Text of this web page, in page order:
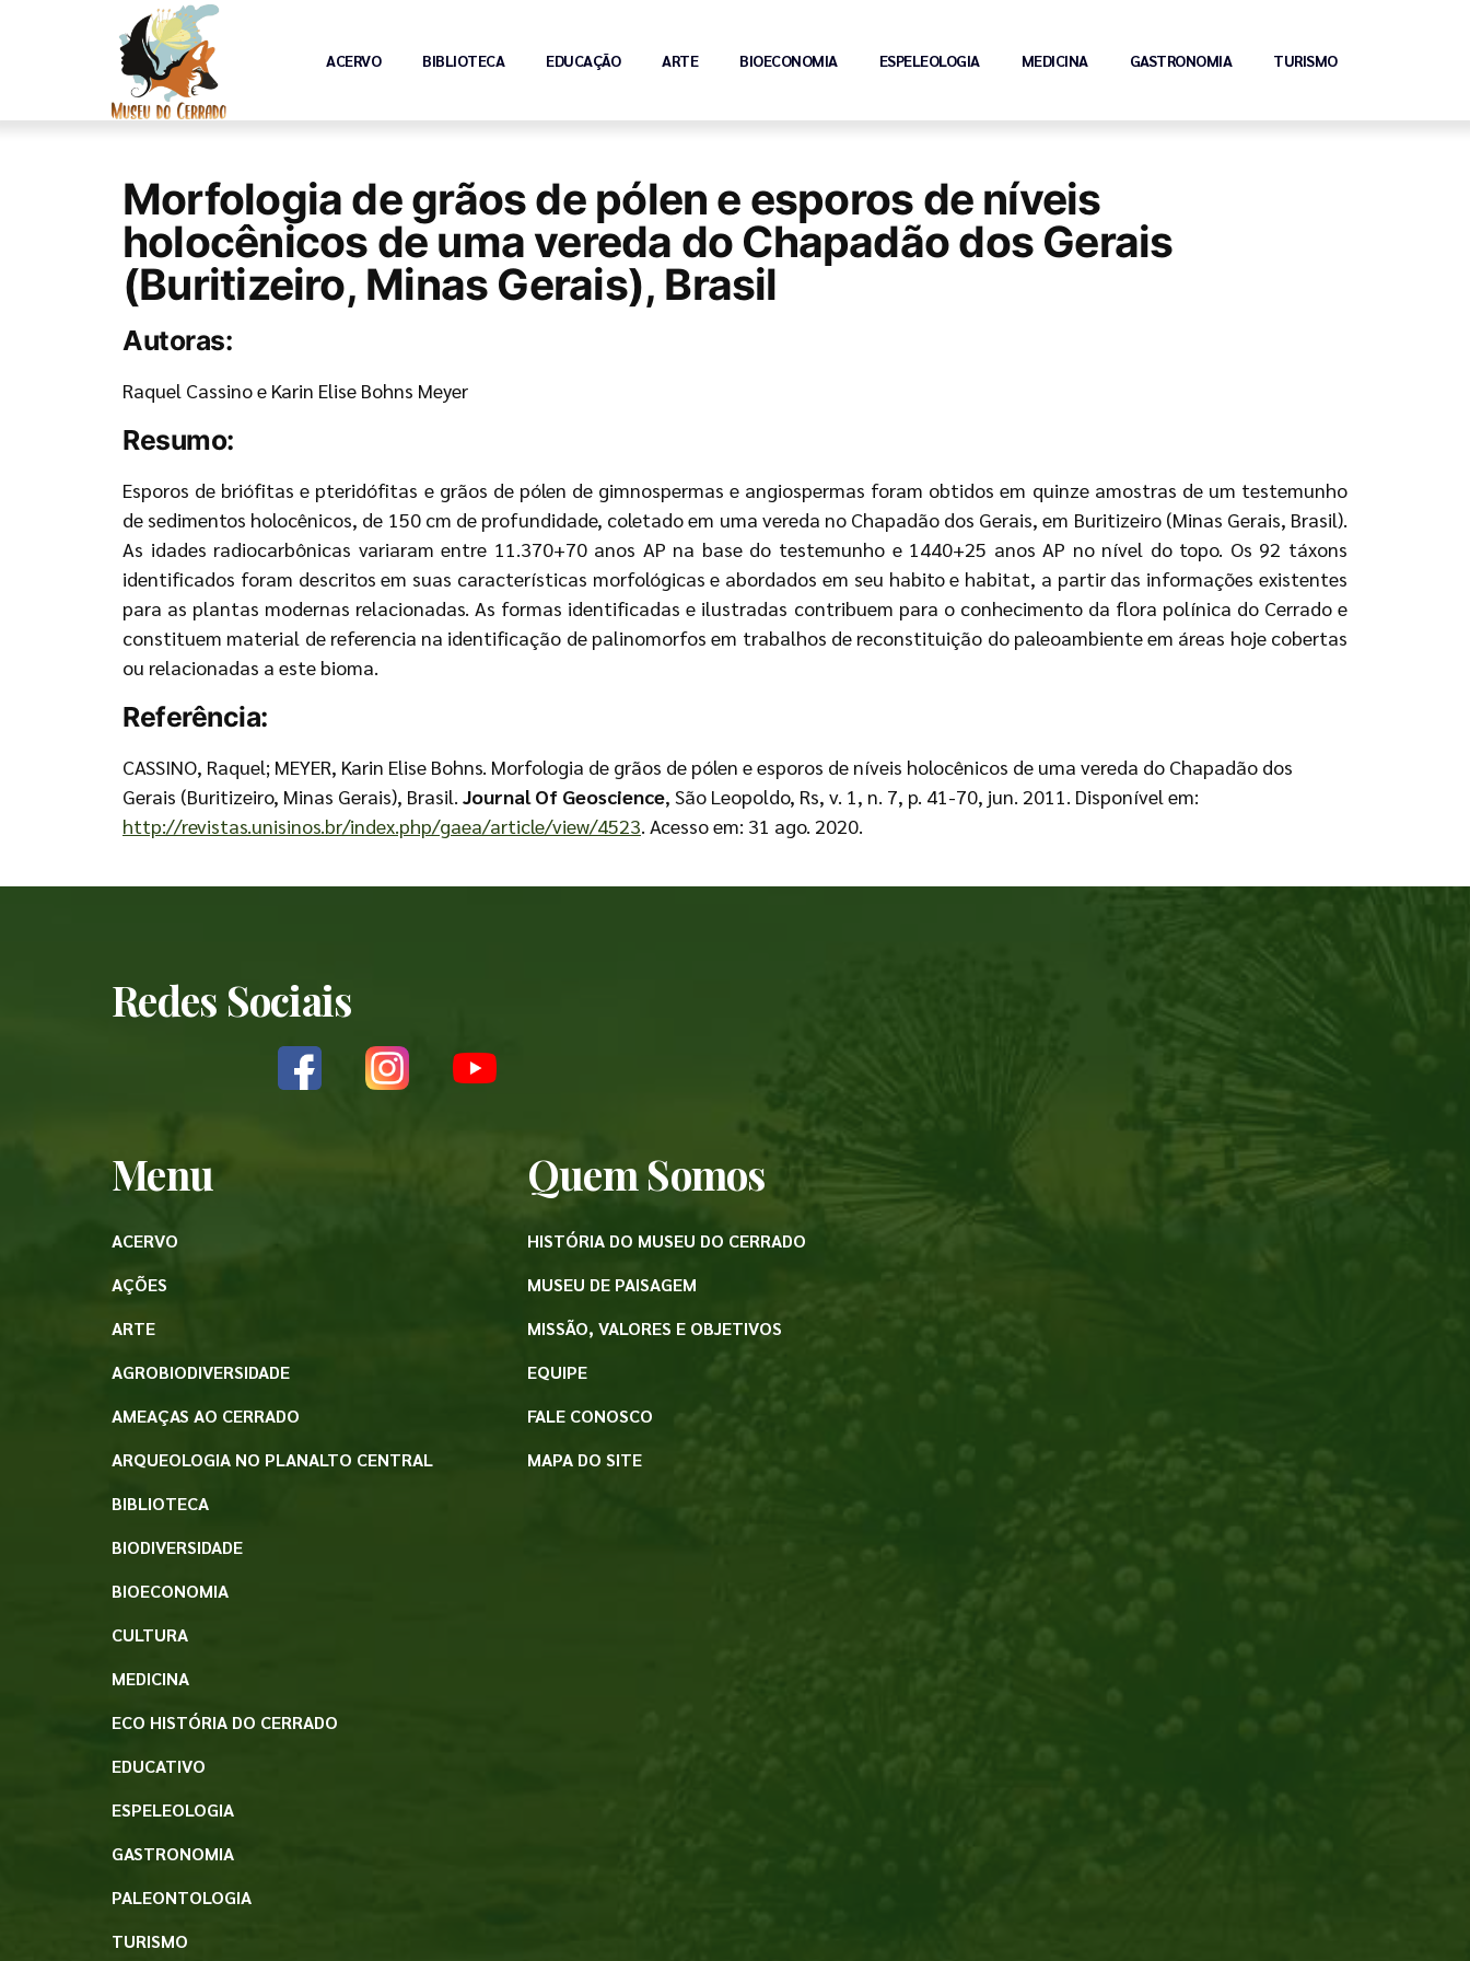
ACERVO BIBLIOTECA EDUCAÇÃO ARTE BIOECONOMIA ESPELEOLOGIA MEDICINA GASTRONOMIA TURISMO
Morfologia de grãos de pólen e esporos de níveis
holocênicos de uma vereda do Chapadão dos Gerais
(Buritizeiro, Minas Gerais), Brasil
Autoras:
Raquel Cassino e Karin Elise Bohns Meyer
Resumo:
Esporos de briófitas e pteridófitas e grãos de pólen de gimnospermas e angiospermas foram obtidos em quinze amostras de um testemunho
de sedimentos holocênicos, de 150 cm de profundidade, coletado em uma vereda no Chapadão dos Gerais, em Buritizeiro (Minas Gerais, Brasil).
As idades radiocarbônicas variaram entre 11.370+70 anos AP na base do testemunho e 1440+25 anos AP no nível do topo. Os 92 táxons
identificados foram descritos em suas características morfológicas e abordados em seu habito e habitat, a partir das informações existentes
para as plantas modernas relacionadas. As formas identificadas e ilustradas contribuem para o conhecimento da flora polínica do Cerrado e
constituem material de referencia na identificação de palinomorfos em trabalhos de reconstituição do paleoambiente em áreas hoje cobertas
ou relacionadas a este bioma.
Referência:
CASSINO, Raquel; MEYER, Karin Elise Bohns. Morfologia de grãos de pólen e esporos de níveis holocênicos de uma vereda do Chapadão dos
Gerais (Buritizeiro, Minas Gerais), Brasil. Journal Of Geoscience, São Leopoldo, Rs, v. 1, n. 7, p. 41-70, jun. 2011. Disponível em:
http://revistas.unisinos.br/index.php/gaea/article/view/4523. Acesso em: 31 ago. 2020.
Redes Sociais
Menu
ACERVO
AÇÕES
ARTE
AGROBIODIVERSIDADE
AMEAÇAS AO CERRADO
ARQUEOLOGIA NO PLANALTO CENTRAL
BIBLIOTECA
BIODIVERSIDADE
BIOECONOMIA
CULTURA
MEDICINA
ECO HISTÓRIA DO CERRADO
EDUCATIVO
ESPELEOLOGIA
GASTRONOMIA
PALEONTOLOGIA
TURISMO
Quem Somos
HISTÓRIA DO MUSEU DO CERRADO
MUSEU DE PAISAGEM
MISSÃO, VALORES E OBJETIVOS
EQUIPE
FALE CONOSCO
MAPA DO SITE